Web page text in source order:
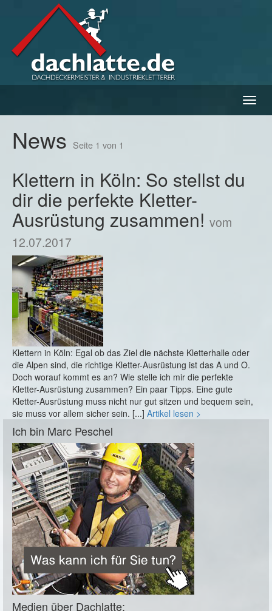
ein-/
News Seite 1 von 1
Klettern in Köln: So stellst du
dir die perfekte Kletter-
Ausrüstung zusammen! vom
12.07.2017
Klettern in Köln: Egal ob das Ziel die nächste Kletterhalle oder
die Alpen sind, die richtige Kletter-Ausrüstung ist das A und O.
Doch worauf kommt es an? Wie stelle ich mir die perfekte
Kletter-Ausrüstung zusammen? Ein paar Tipps. Eine gute
Kletter-Ausrüstung muss nicht nur gut sitzen und bequem sein,
sie muss vor allem sicher sein. [...] Artikel lesen >
Ich bin Marc Peschel
Medien über Dachlatte: